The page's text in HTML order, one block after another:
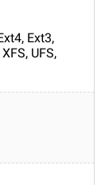
Ext3,
UFS,